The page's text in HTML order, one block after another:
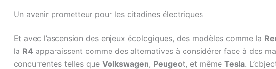
Un avenir prometteur pour les citadines électriques
Et avec l’ascension des enjeux écologiques, des modèles comme la
la R4 apparaissent comme des alternatives à considérer face à des
concurrentes telles que Volkswagen, Peugeot, et même Tesla.